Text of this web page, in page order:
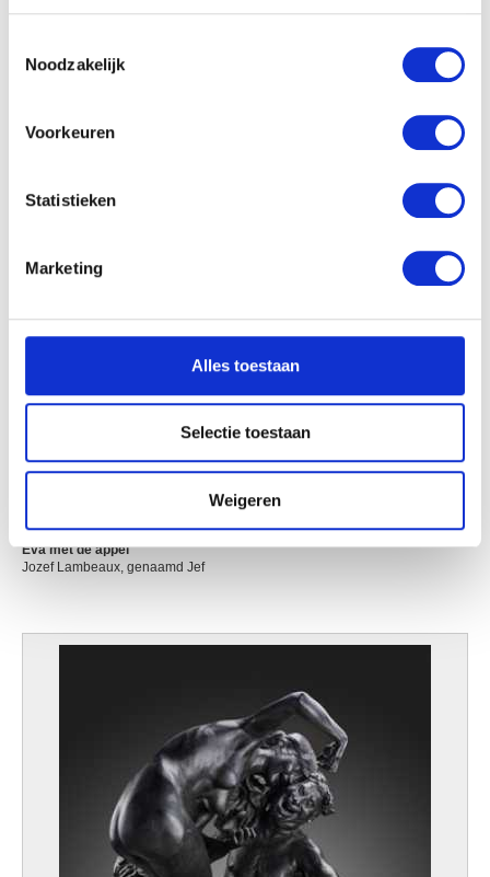
Informatie verzamelen over uw geografische
locatie, die tot een paar meter nauwkeurig kan zijn
scannen op specifieke eigenschappen (fingerprinting)
detailgedeeltein.
U kunt uw toestemming op elk moment wijzigen of
We gebruiken cookies om content en advertenties te
personaliseren, om functies voor social media te bieden
en om ons websiteverkeer te analyseren. Ook delen we
informatie over uw gebruik van onze site met onze
partners voor social media, adverteren en analyse. Deze
verzameld op basis van uw gebruik van hun services.
Noodzakelijk
Voorkeuren
Statistieken
Marketing
Alles toestaan
Selectie toestaan
Weigeren
Eva met de appel
Jozef Lambeaux, genaamd Jef